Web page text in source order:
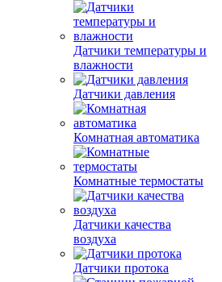
Датчики температуры и
влажности
Датчики давления
Комнатная автоматика
Комнатные термостаты
Датчики качества
воздуха
Датчики протока